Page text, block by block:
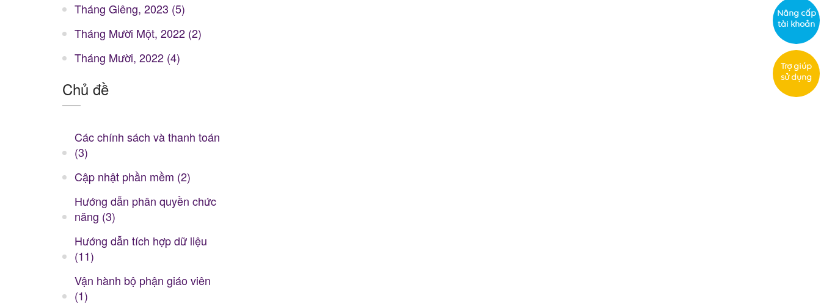
Tháng Giêng, 2023 (5)
Tháng Mười Một, 2022 (2)
Tháng Mười, 2022 (4)
Chủ đề
Các chính sách và thanh toán
(3)
Cập nhật phần mềm (2)
Hướng dẫn phân quyền chức
năng (3)
Hướng dẫn tích hợp dữ liệu
(11)
Vận hành bộ phận giáo viên
(1)
Nâng cấp
tài khoản
Trợ giúp
sử dụng